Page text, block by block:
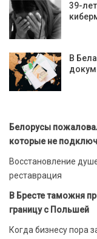
39-
В
Белорусы
которые не
Восстановление
реставрация
В Бресте таможня
границу с Польшей
Когда бизнесу пора